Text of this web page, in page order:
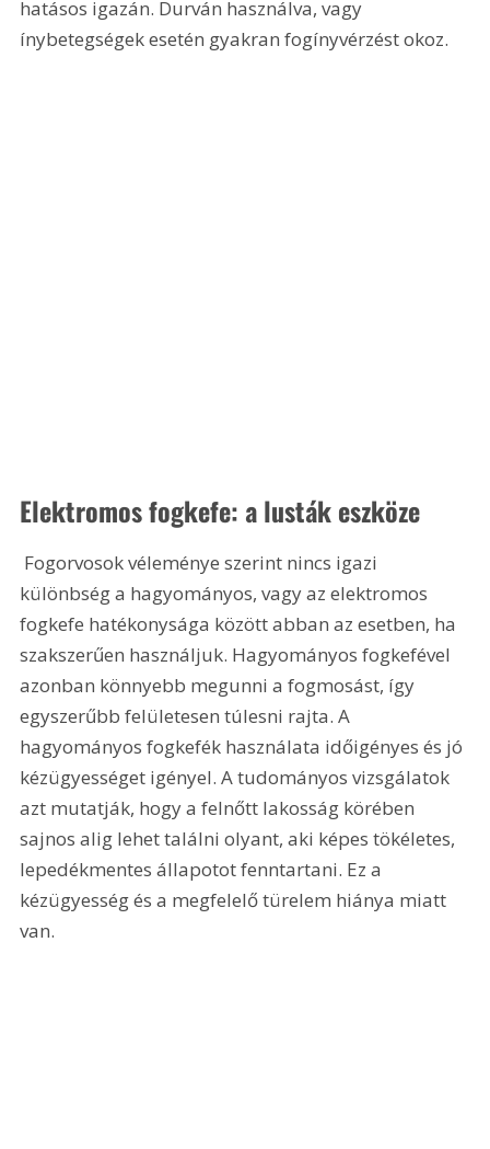
hatásos igazán. Durván használva, vagy
ínybetegségek esetén gyakran fogínyvérzést okoz.
Elektromos fogkefe: a lusták eszköze
különbség a hagyományos, vagy az elektromos
fogkefe hatékonysága között abban az esetben, ha
szakszerűen használjuk. Hagyományos fogkefével
azonban könnyebb megunni a fogmosást, így
egyszerűbb felületesen túlesni rajta. A
hagyományos fogkefék használata időigényes és jó
kézügyességet igényel. A tudományos vizsgálatok
azt mutatják, hogy a felnőtt lakosság körében
sajnos alig lehet találni olyant, aki képes tökéletes,
lepedékmentes állapotot fenntartani. Ez a
kézügyesség és a megfelelő türelem hiánya miatt
van.